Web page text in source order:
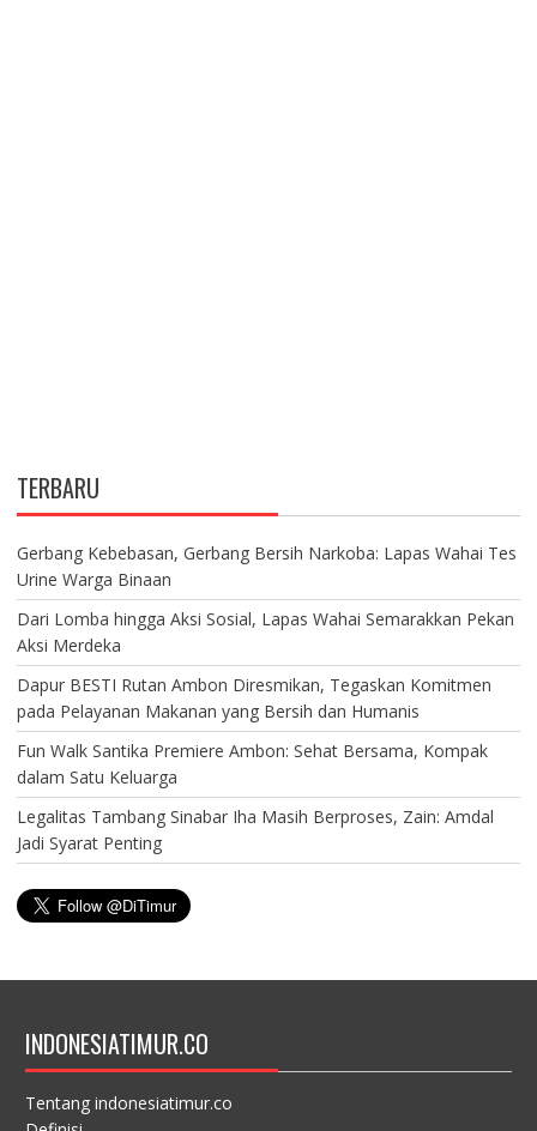
TERBARU
Gerbang Kebebasan, Gerbang Bersih Narkoba: Lapas Wahai Tes
Urine Warga Binaan
Dari Lomba hingga Aksi Sosial, Lapas Wahai Semarakkan Pekan
Aksi Merdeka
Dapur BESTI Rutan Ambon Diresmikan, Tegaskan Komitmen
pada Pelayanan Makanan yang Bersih dan Humanis
Fun Walk Santika Premiere Ambon: Sehat Bersama, Kompak
dalam Satu Keluarga
Legalitas Tambang Sinabar Iha Masih Berproses, Zain: Amdal
Jadi Syarat Penting
INDONESIATIMUR.CO
Tentang indonesiatimur.co